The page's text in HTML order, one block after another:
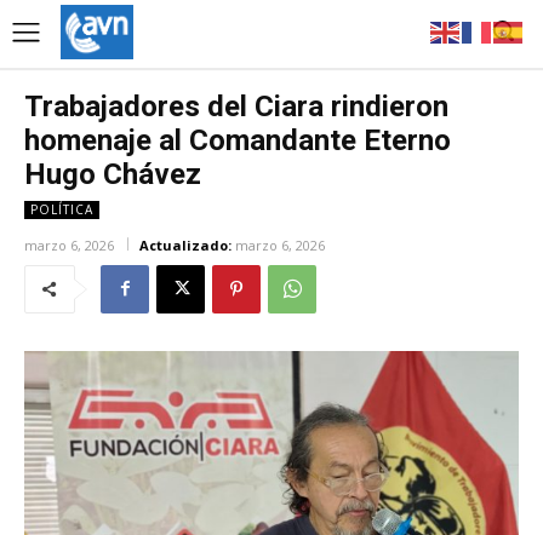
Trabajadores del Ciara rindieron
homenaje al Comandante Eterno
Hugo Chávez
POLÍTICA
marzo 6, 2026 Actualizado: marzo 6, 2026